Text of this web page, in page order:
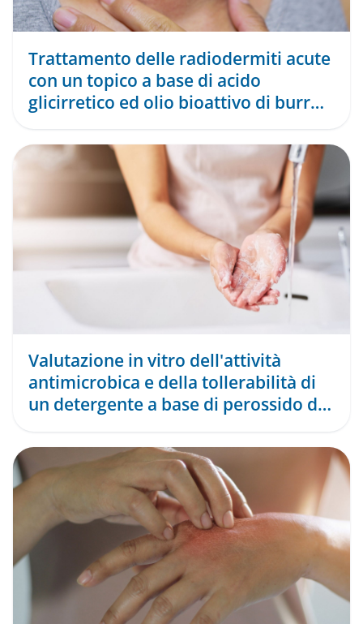
Trattamento delle radiodermiti acute
con un topico a base di acido
glicirretico ed olio bioattivo di burro
Valutazione in vitro dell'attività
antimicrobica e della tollerabilità di
un detergente a base di perossido di